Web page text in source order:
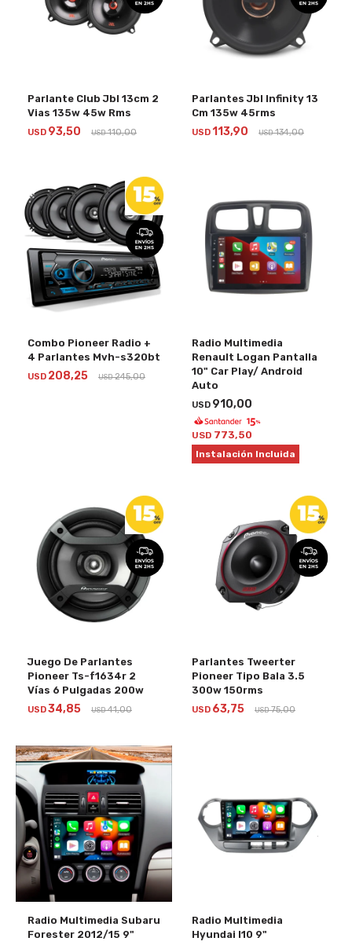
Parlante Club Jbl 13cm 2
Vias 135w 45w Rms
USD 93,50 USD 110,00
Parlantes Jbl Infinity 13
Cm 135w 45rms
USD113,90 USD 134,00
Combo Pioneer Radio +
4 Parlantes Mvh-s320bt
USD 208,25 USD 245,00
Radio Multimedia
Renault Logan Pantalla
10" Car Play/ Android
Auto
USD 910,00
USD 773,50
Instalación Incluida
Juego De Parlantes
Pioneer Ts-f1634r 2
Vías 6 Pulgadas 200w
USD34,85 USD 41,00
Parlantes Tweerter
Pioneer Tipo Bala 3.5
300w 150rms
USD 63,75 USD 75,00
Radio Multimedia Subaru
Forester 2012/15 9"
Radio Multimedia
Hyundai I10 9"